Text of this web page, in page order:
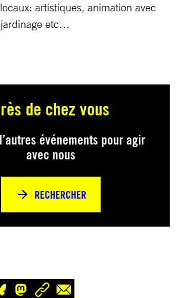
artistiques, animation avec
etc…
de chez vous
événements pour agir
avec nous
RECHERCHER